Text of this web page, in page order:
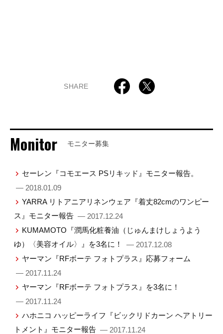
SHARE
Monitor モニター募集
セーレン『コモエース PSリキッド』モニター報告。
— 2018.01.09
YARRA リトアニアリネンウェア『着丈82cmのワンピー
ス』モニター報告 — 2017.12.24
KUMAMOTO『潤馬化粧養油（じゅんまけしょうよう
ゆ）〈美容オイル〉』を3名に！
— 2017.12.08
ヤーマン『RFボーテ フォトプラス』応募フォーム
— 2017.11.24
ヤーマン『RFボーテ フォトプラス』を3名に！
— 2017.11.24
ハホニコ ハッピーライフ『ビックリドカーン ヘアトリー
トメント』モニター報告 — 2017.11.24